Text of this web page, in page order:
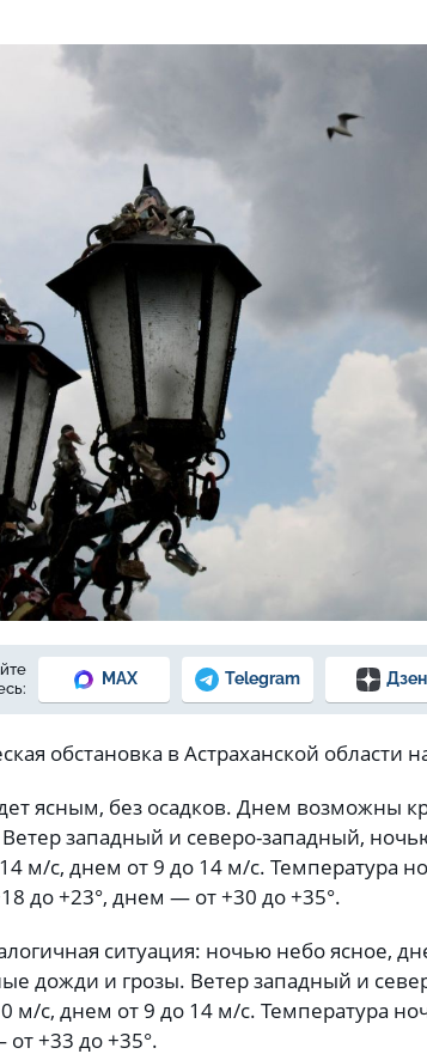
MAX Telegram Дзен
обстановка в Астраханской области
ясным, без осадков. Днем возможны
западный и северо-западный,
м/с, днем от 9 до 14 м/с. Температура
до +23°, днем — от +30 до +35°.
ситуация: ночью небо ясное,
дожди и грозы. Ветер западный и
м/с, днем от 9 до 14 м/с. Температура
+33 до +35°.